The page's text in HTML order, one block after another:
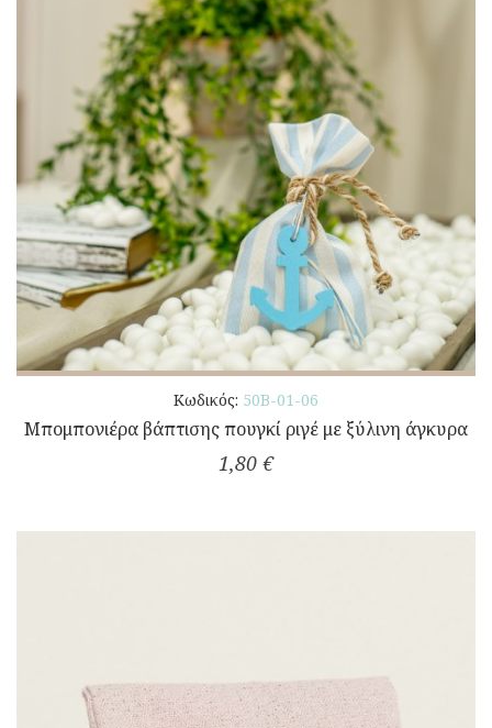
Κωδικός: 50Β-01-06
Μπομπονιέρα βάπτισης πουγκί ριγέ με ξύλινη άγκυρα
1,80 €